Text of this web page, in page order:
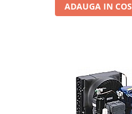
ADAUGA IN COS